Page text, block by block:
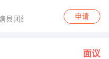
县团结路北段
申请
面议